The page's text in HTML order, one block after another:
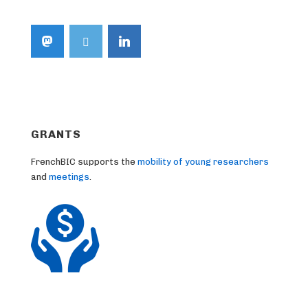
GRANTS
FrenchBIC supports the mobility of young researchers
and meetings